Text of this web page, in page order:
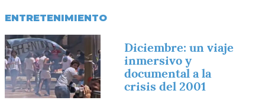
ENTRETENIMIENTO
Imagen
Diciembre: un viaje
inmersivo y
documental a la
crisis del 2001